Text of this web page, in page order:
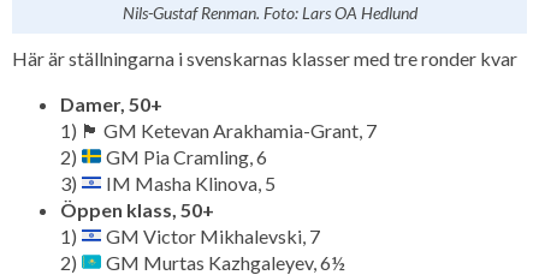
Nils-Gustaf Renman. Foto: Lars OA Hedlund
Här är ställningarna i svenskarnas klasser med tre ronder kvar
Damer, 50+
1) 🏴󠁧󠁢󠁳󠁣󠁴󠁿 GM Ketevan Arakhamia-Grant, 7
2)
GM Pia Cramling, 6
3)
IM Masha Klinova, 5
Öppen klass, 50+
1)
GM Victor Mikhalevski, 7
2)
GM Murtas Kazhgaleyev, 6½